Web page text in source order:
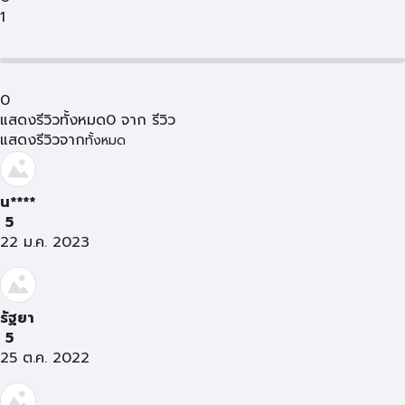
1
0
แสดงรีวิวทั้งหมด0 จาก รีวิว
แสดงรีวิวจากทั้งหมด
น****
5
22 ม.ค. 2023
รัฐยา
5
25 ต.ค. 2022